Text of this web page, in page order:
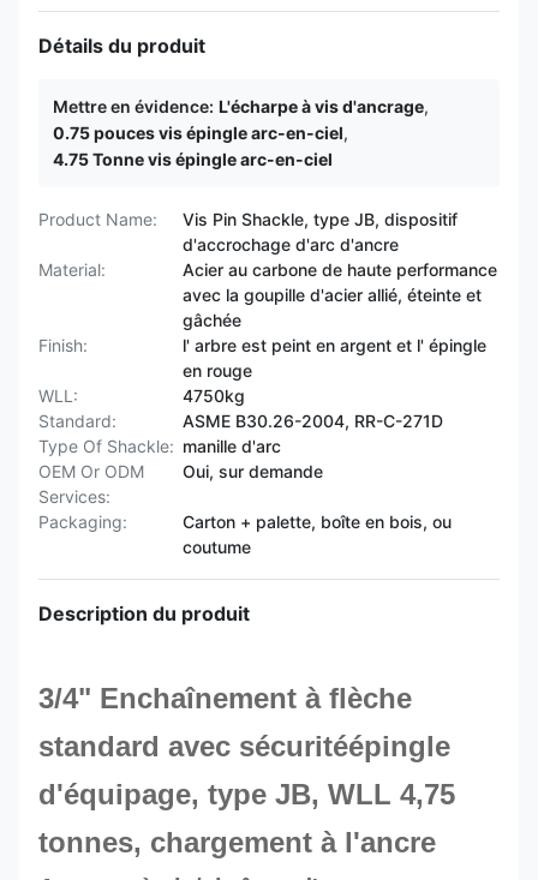
Détails du produit
Mettre en évidence: L'écharpe à vis d'ancrage,
0.75 pouces vis épingle arc-en-ciel,
4.75 Tonne vis épingle arc-en-ciel
Product Name:
Vis Pin Shackle, type JB, dispositif
d'accrochage d'arc d'ancre
Material:
Acier au carbone de haute performance
avec la goupille d'acier allié, éteinte et
gâchée
Finish:
l' arbre est peint en argent et l' épingle
en rouge
WLL:
4750kg
Standard:
ASME B30.26-2004, RR-C-271D
Type Of Shackle: manille d'arc
OEM Or ODM
Services:
Oui, sur demande
Packaging:
Carton + palette, boîte en bois, ou
coutume
Description du produit
3/4" Enchaînement à flèche
standard avec sécuritéépingle
d'équipage, type JB, WLL 4,75
tonnes, chargement à l'ancre